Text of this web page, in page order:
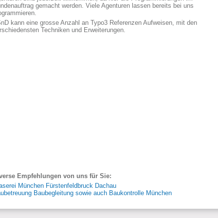
gemacht werden. Viele Agenturen lassen bereits bei uns
kann eine grosse Anzahl an Typo3 Referenzen Aufweisen, mit den
Techniken und Erweiterungen.
Empfehlungen von uns für Sie:
München Fürstenfeldbruck Dachau
Baubegleitung sowie auch Baukontrolle München